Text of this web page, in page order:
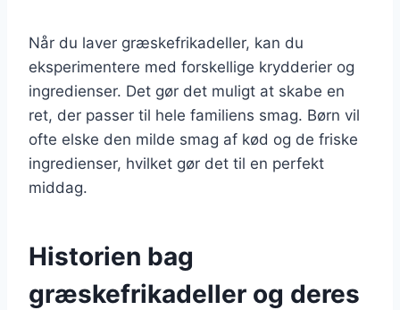
Når du laver græskefrikadeller, kan du
eksperimentere med forskellige krydderier og
ingredienser. Det gør det muligt at skabe en
ret, der passer til hele familiens smag. Børn vil
ofte elske den milde smag af kød og de friske
ingredienser, hvilket gør det til en perfekt
middag.
Historien bag
græskefrikadeller og deres